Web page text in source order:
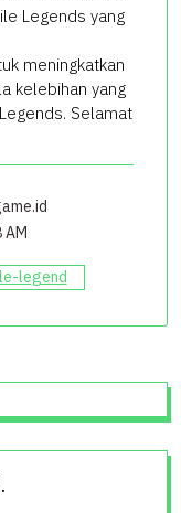
Legends yang
meningkatkan
kelebihan yang
Selamat
AM
legend